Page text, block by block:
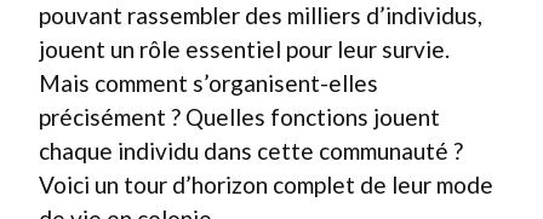
pouvant rassembler des milliers d’individus,
jouent un rôle essentiel pour leur survie.
Mais comment s’organisent-elles
précisément ? Quelles fonctions jouent
chaque individu dans cette communauté ?
Voici un tour d’horizon complet de leur mode